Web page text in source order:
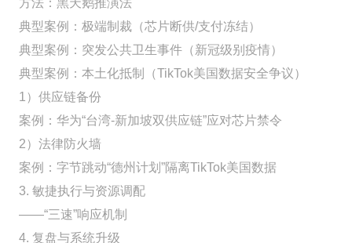
方法：黑天鹅推演法
典型案例：极端制裁（芯片断供/支付冻结）
典型案例：突发公共卫生事件（新冠级别疫情）
典型案例：本土化抵制（TikTok美国数据安全争议）
1）供应链备份
案例：华为“台湾-新加坡双供应链”应对芯片禁令
2）法律防火墙
案例：字节跳动“德州计划”隔离TikTok美国数据
3. 敏捷执行与资源调配
——“三速”响应机制
4. 复盘与系统升级